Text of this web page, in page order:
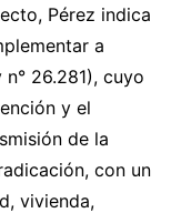
Pérez indica
a
26.281), cuyo
y el
de la
con un
vivienda,